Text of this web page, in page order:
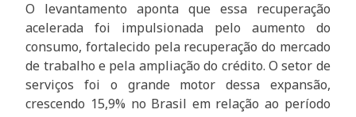
O levantamento aponta que essa recuperação
acelerada foi impulsionada pelo aumento do
consumo, fortalecido pela recuperação do mercado
de trabalho e pela ampliação do crédito. O setor de
serviços foi o grande motor dessa expansão,
crescendo 15,9% no Brasil em relação ao período